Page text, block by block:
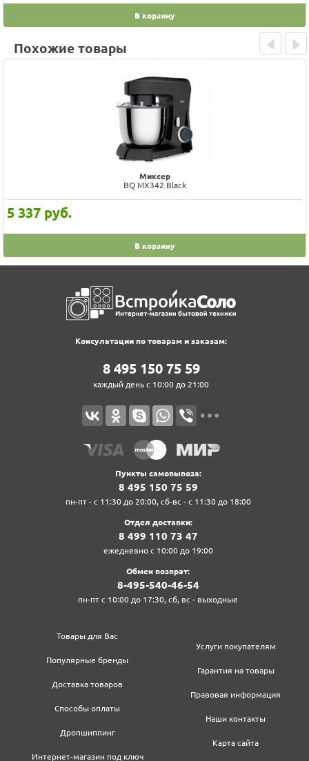
В корзину
Похожие товары
Миксер
BQ MX342 Black
5 337 руб.
В корзину
Prev Next
Консультации по товарам и заказам:
8‍ 4‍9‍5‍ 1‍5‍0‍ 7‍5‍ 5‍9‍
каждый день с 10:00 до 21:00
Пункты самовывоза:
8‍ 4‍9‍5‍ 1‍5‍0‍ 7‍5‍ 5‍9‍
пн-пт - с 11:30 до 20:00, сб-вс - с 11:30 до 18:00
Отдел доставки:
8‍ 4‍9‍9‍ 1‍1‍0‍ 7‍3‍ 4‍7‍
ежедневно с 10:00 до 19:00
Обмен возврат:
8‍-4‍9‍5‍-5‍4‍0‍-4‍6‍-5‍4‍
пн-пт с 10:00 до 17:30, сб, вс - выходные
Товары для Вас
Популярные бренды
Доставка товаров
Способы оплаты
Дропшиппинг
Интернет-магазин под ключ
Услуги покупателям
Гарантия на товары
Правовая информация
Наши контакты
Карта сайта